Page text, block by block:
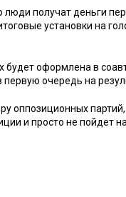
получат деньги
установки на
оформлена в
очередь на
оппозиционных
и просто не пойдет